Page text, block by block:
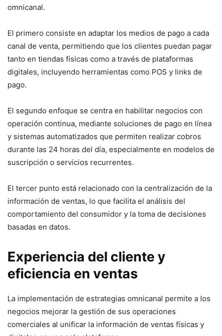
omnicanal.
El primero consiste en adaptar los medios de pago a cada
canal de venta, permitiendo que los clientes puedan pagar
tanto en tiendas físicas como a través de plataformas
digitales, incluyendo herramientas como POS y links de
pago.
El segundo enfoque se centra en habilitar negocios con
operación continua, mediante soluciones de pago en línea
y sistemas automatizados que permiten realizar cobros
durante las 24 horas del día, especialmente en modelos de
suscripción o servicios recurrentes.
El tercer punto está relacionado con la centralización de la
información de ventas, lo que facilita el análisis del
comportamiento del consumidor y la toma de decisiones
basadas en datos.
Experiencia del cliente y
eficiencia en ventas
La implementación de estrategias omnicanal permite a los
negocios mejorar la gestión de sus operaciones
comerciales al unificar la información de ventas físicas y